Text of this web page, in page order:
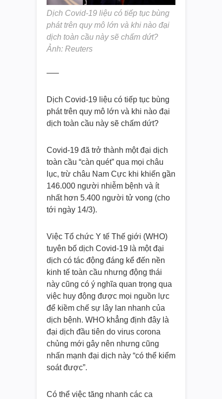
Dịch Covid-19 liệu có tiếp tục bùng
phát trên quy mô lớn và khi nào đại
dịch toàn cầu này sẽ chấm dứt?
Ảnh: Reuters
—–
Dịch Covid-19 liệu có tiếp tục bùng
phát trên quy mô lớn và khi nào đại
dịch toàn cầu này sẽ chấm dứt?
Covid-19 đã trở thành một đại dịch
toàn cầu “càn quét” qua mọi châu
lục, trừ châu Nam Cực khi khiến gần
146.000 người nhiễm bệnh và ít
nhất hơn 5.400 người tử vong (cho
tới ngày 14/3).
Việc Tổ chức Y tế Thế giới (WHO)
tuyên bố dịch Covid-19 là một đại
dịch có tác động đáng kể đến nền
kinh tế toàn cầu nhưng động thái
này cũng có ý nghĩa quan trọng qua
việc huy động được mọi nguồn lực
để kiềm chế sự lây lan nhanh của
dịch bệnh. WHO khẳng định đây là
đại dịch đầu tiên do virus corona
chủng mới gây nên nhưng cũng
nhấn mạnh đại dịch này “có thể kiểm
soát được”.
Có thể việc tăng nhanh các ca